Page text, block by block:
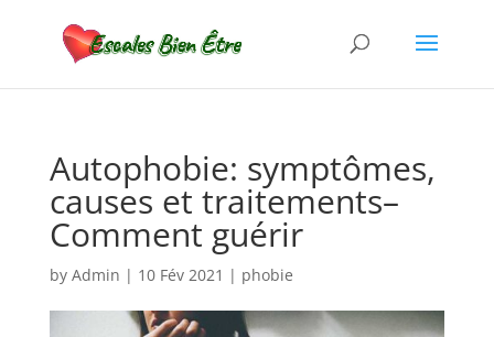
Autophobie: symptômes,
causes et traitements–
Comment guérir
by Admin | 10 Fév 2021 | phobie